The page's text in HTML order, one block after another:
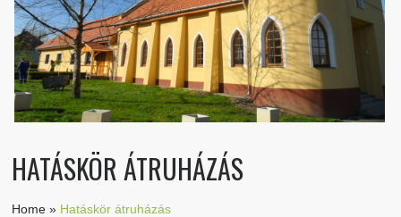
HATÁSKÖR ÁTRUHÁZÁS
Home » Hatáskör átruházás